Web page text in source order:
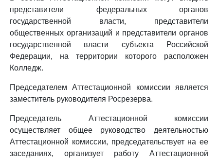
представители федеральных органов
государственной власти, представители
общественных организаций и представители органов
государственной власти субъекта Российской
Федерации, на территории которого расположен
Колледж.
Председателем Аттестационной комиссии является
заместитель руководителя Росрезерва.
Председатель Аттестационной комиссии
осуществляет общее руководство деятельностью
Аттестационной комиссии, председательствует на ее
заседаниях, организует работу Аттестационной